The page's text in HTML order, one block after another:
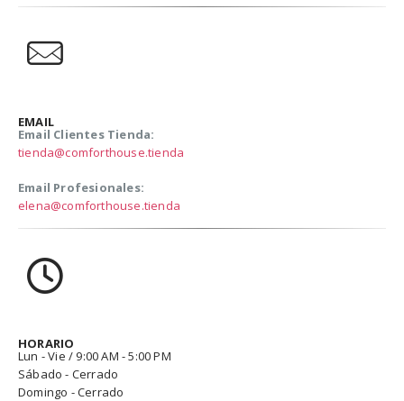
EMAIL
Email Clientes Tienda:
tienda@comforthouse.tienda
Email Profesionales:
elena@comforthouse.tienda
HORARIO
Lun - Vie / 9:00 AM - 5:00 PM
Sábado - Cerrado
Domingo - Cerrado